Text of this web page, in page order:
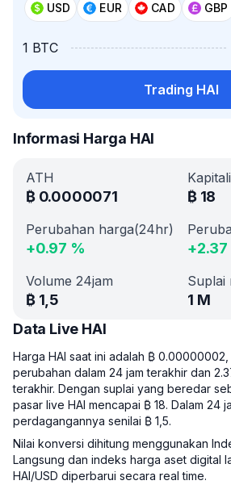
USD EUR CAD GBP
1 BTC
Trading HAI
Informasi Harga HAI
ATH
₿ 0.0000071 ₿ 18
Perubahan harga(24hr)
+0.97 % +2.37
Volume 24jam
₿ 1,5
Suplai
1 M
Data Live HAI
Harga HAI saat ini adalah ₿
perubahan dalam 24 jam terakhir dan
terakhir. Dengan suplai yang beredar
pasar live HAI mencapai ₿ 18. Dalam 24
perdagangannya senilai ₿ 1,5.
Nilai konversi dihitung menggunakan
Langsung dan indeks harga aset digital
HAI/USD diperbarui secara real time.